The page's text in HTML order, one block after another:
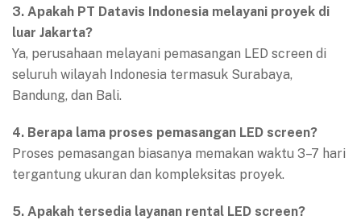
3. Apakah PT Datavis Indonesia melayani proyek di
luar Jakarta?
Ya, perusahaan melayani pemasangan LED screen di
seluruh wilayah Indonesia termasuk Surabaya,
Bandung, dan Bali.
4. Berapa lama proses pemasangan LED screen?
Proses pemasangan biasanya memakan waktu 3–7 hari
tergantung ukuran dan kompleksitas proyek.
5. Apakah tersedia layanan rental LED screen?